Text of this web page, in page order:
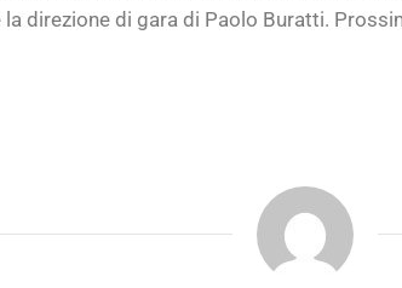
la direzione di gara di Paolo Buratti.